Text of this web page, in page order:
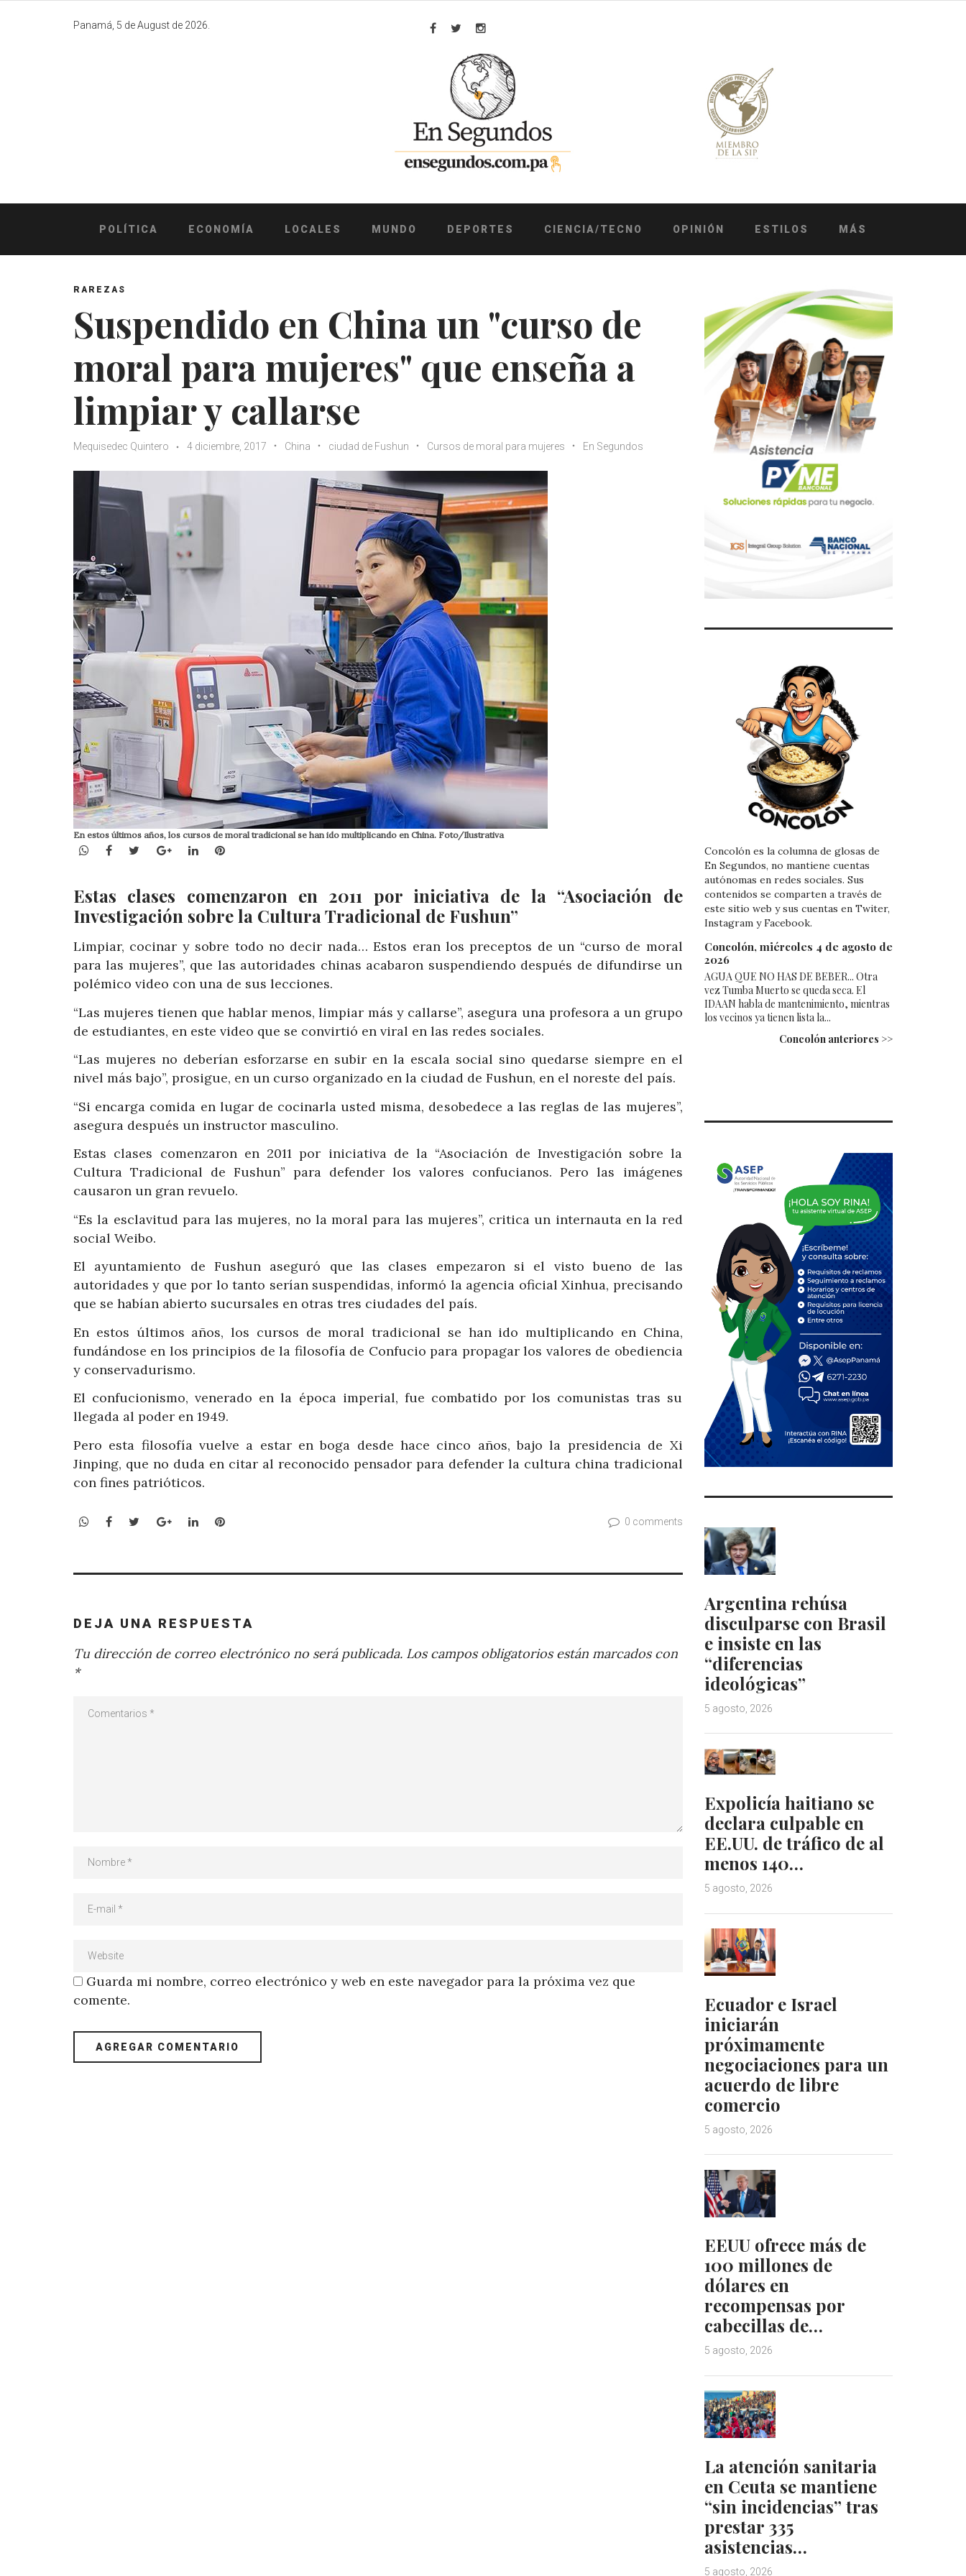
Panamá, 5 de August de 2026.
Facebook
TwitterInstagram
POLÍTICA ECONOMÍA LOCALES MUNDO DEPORTES CIENCIA/TECNO OPINIÓN ESTILOS MÁS
RAREZAS
Suspendido en China un "curso de
moral para mujeres" que enseña a
limpiar y callarse
Mequisedec Quintero 4 diciembre, 2017 China ciudad de Fushun Cursos de moral para mujeres En Segundos
En estos últimos años, los cursos de moral tradicional se han ido multiplicando en China. Foto/Ilustrativa
WhatsApp
Facebook
TwitterGoogle+LinkedInPinterest
Estas clases comenzaron en 2011 por iniciativa de la “Asociación de
Investigación sobre la Cultura Tradicional de Fushun”
Limpiar, cocinar y sobre todo no decir nada… Estos eran los preceptos de un “curso de moral
para las mujeres”, que las autoridades chinas acabaron suspendiendo después de difundirse un
polémico video con una de sus lecciones.
“Las mujeres tienen que hablar menos, limpiar más y callarse”, asegura una profesora a un grupo
de estudiantes, en este video que se convirtió en viral en las redes sociales.
“Las mujeres no deberían esforzarse en subir en la escala social sino quedarse siempre en el
nivel más bajo”, prosigue, en un curso organizado en la ciudad de Fushun, en el noreste del país.
“Si encarga comida en lugar de cocinarla usted misma, desobedece a las reglas de las mujeres”,
asegura después un instructor masculino.
Estas clases comenzaron en 2011 por iniciativa de la “Asociación de Investigación sobre la
Cultura Tradicional de Fushun” para defender los valores confucianos. Pero las imágenes
causaron un gran revuelo.
“Es la esclavitud para las mujeres, no la moral para las mujeres”, critica un internauta en la red
social Weibo.
El ayuntamiento de Fushun aseguró que las clases empezaron si el visto bueno de las
autoridades y que por lo tanto serían suspendidas, informó la agencia oficial Xinhua, precisando
que se habían abierto sucursales en otras tres ciudades del país.
En estos últimos años, los cursos de moral tradicional se han ido multiplicando en China,
fundándose en los principios de la filosofía de Confucio para propagar los valores de obediencia
y conservadurismo.
El confucionismo, venerado en la época imperial, fue combatido por los comunistas tras su
llegada al poder en 1949.
Pero esta filosofía vuelve a estar en boga desde hace cinco años, bajo la presidencia de Xi
Jinping, que no duda en citar al reconocido pensador para defender la cultura china tradicional
con fines patrióticos.
WhatsApp
Facebook
TwitterGoogle+LinkedInPinterest 0 comments
DEJA UNA RESPUESTA
Tu dirección de correo electrónico no será publicada. Los campos obligatorios están marcados con
*
Guarda mi nombre, correo electrónico y web en este navegador para la próxima vez que
comente.
Concolón es la columna de glosas de
En Segundos, no mantiene cuentas
autónomas en redes sociales. Sus
contenidos se comparten a través de
este sitio web y sus cuentas en Twiter,
Instagram y Facebook.
Concolón, miércoles 4 de agosto de
2026
AGUA QUE NO HAS DE BEBER... Otra
vez Tumba Muerto se queda seca. El
IDAAN habla de mantenimiento, mientras
los vecinos ya tienen lista la...
Concolón anteriores >>
Argentina rehúsa
disculparse con Brasil
e insiste en las
“diferencias
ideológicas”
5 agosto, 2026
Expolicía haitiano se
declara culpable en
EE.UU. de tráfico de al
menos 140…
5 agosto, 2026
Ecuador e Israel
iniciarán
próximamente
negociaciones para un
acuerdo de libre
comercio
5 agosto, 2026
EEUU ofrece más de
100 millones de
dólares en
recompensas por
cabecillas de…
5 agosto, 2026
La atención sanitaria
en Ceuta se mantiene
“sin incidencias” tras
prestar 335
asistencias…
5 agosto, 2026